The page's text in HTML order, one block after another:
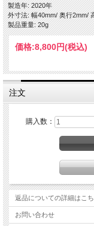
製造年: 2020年
外寸法: 幅40mm/ 奥行2mm/
製品重量: 20g
価格:8,800円(税込)
注文
購入数：
返品についての詳細はこ
お問い合わせ